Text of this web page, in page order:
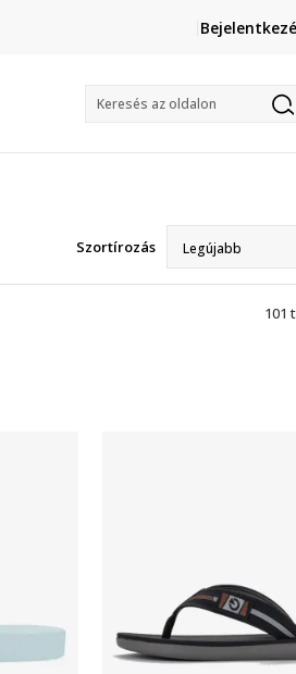
Hívj minket: +36 1 765 4 765
Munkanapokon: 09 és 17 óra között
Keresés az oldalon
Szortírozás
101